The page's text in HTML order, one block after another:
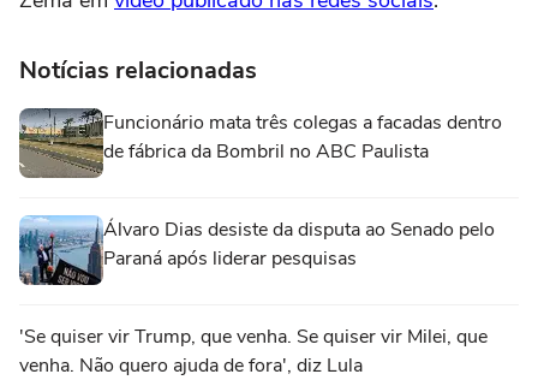
Notícias relacionadas
Funcionário mata três colegas a facadas dentro
de fábrica da Bombril no ABC Paulista
Álvaro Dias desiste da disputa ao Senado pelo
Paraná após liderar pesquisas
'Se quiser vir Trump, que venha. Se quiser vir Milei, que
venha. Não quero ajuda de fora', diz Lula